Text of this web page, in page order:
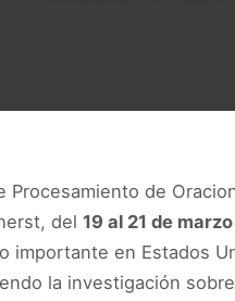
Procesamiento de
del 19 al 21 de
importante en Estados
la investigación